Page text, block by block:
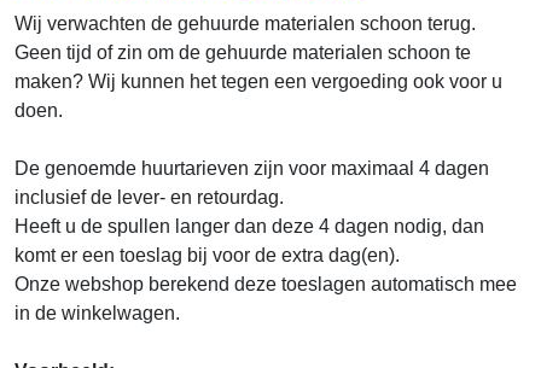
Wij verwachten de gehuurde materialen schoon terug.
Geen tijd of zin om de gehuurde materialen schoon te
maken? Wij kunnen het tegen een vergoeding ook voor u
doen.
De genoemde huurtarieven zijn voor maximaal 4 dagen
inclusief de lever- en retourdag.
Heeft u de spullen langer dan deze 4 dagen nodig, dan
komt er een toeslag bij voor de extra dag(en).
Onze webshop berekend deze toeslagen automatisch mee
in de winkelwagen.